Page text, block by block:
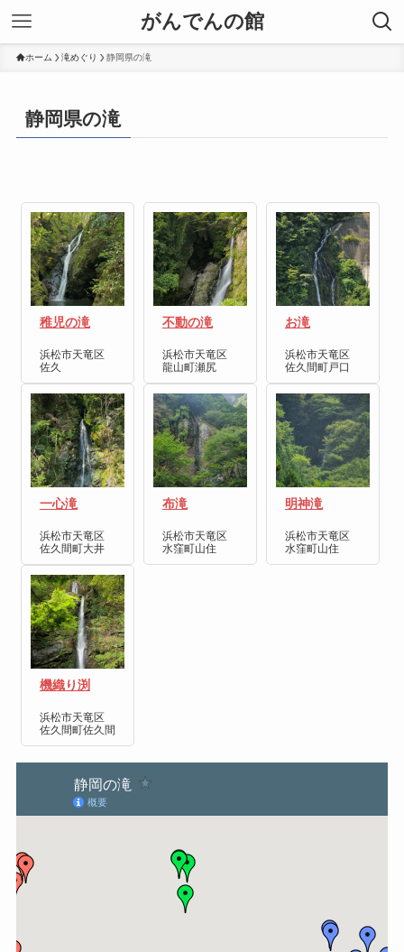
がんでんの館
ホーム 滝めぐり 静岡県の滝
静岡県の滝
稚児の滝
浜松市天竜区
佐久
不動の滝
浜松市天竜区
龍山町瀬尻
お滝
浜松市天竜区
佐久間町戸口
一心滝
浜松市天竜区
佐久間町大井
布滝
浜松市天竜区
水窪町山住
明神滝
浜松市天竜区
水窪町山住
機織り渕
浜松市天竜区
佐久間町佐久間